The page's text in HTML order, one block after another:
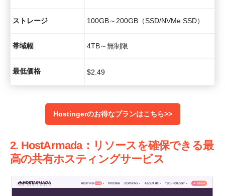
ストレージ 100GB～200GB（SSD/NVMe SSD）
帯域幅 4TB～無制限
最低価格 $2.49
Hostingerのお得なプランはこちら>>
2. HostArmada：リソースを確保できる最
高の共有ホスティングサービス